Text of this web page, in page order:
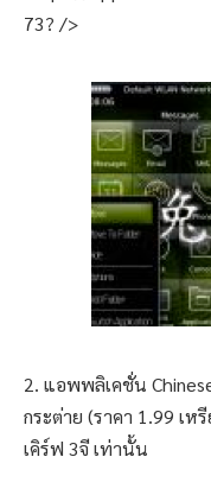
73? />
2. แอพพลิเคชั่น
กระต่าย (ราคา 1.99 เห
เคิร์ฟ 3จี เท่านั้น